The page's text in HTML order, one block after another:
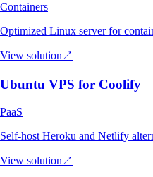
Containers
Optimized Linux server for
View solution ↗
Ubuntu VPS for Coolify
PaaS
Self-host Heroku and Netlify
View solution ↗